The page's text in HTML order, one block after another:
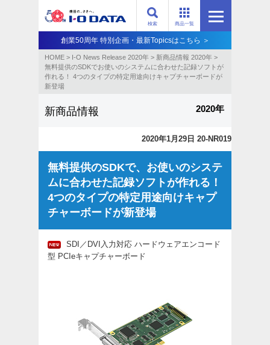
商品一覧
検索
創業50周年 特別企画・最新Topicsはこちら ＞
HOME > I-O News Release 2020年 > 新商品情報 2020年 >
無料提供のSDKでお使いのシステムに合わせた記録ソフトが
作れる！ 4つのタイプの特定用途向けキャプチャーボードが
新登場
新商品情報 2020年
2020年1月29日 20-NR019
無料提供のSDKで、お使いのシステ
ムに合わせた記録ソフトが作れる！
4つのタイプの特定用途向けキャプ
チャーボードが新登場
SDI／DVI入力対応 ハードウェアエンコード
型 PCIeキャプチャーボード